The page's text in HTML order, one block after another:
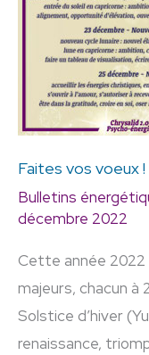
Faites vos voeux !
Bulletins
décembre 2022
Cette année
majeurs, chacun à
Solstice d’hiver
renaissance,